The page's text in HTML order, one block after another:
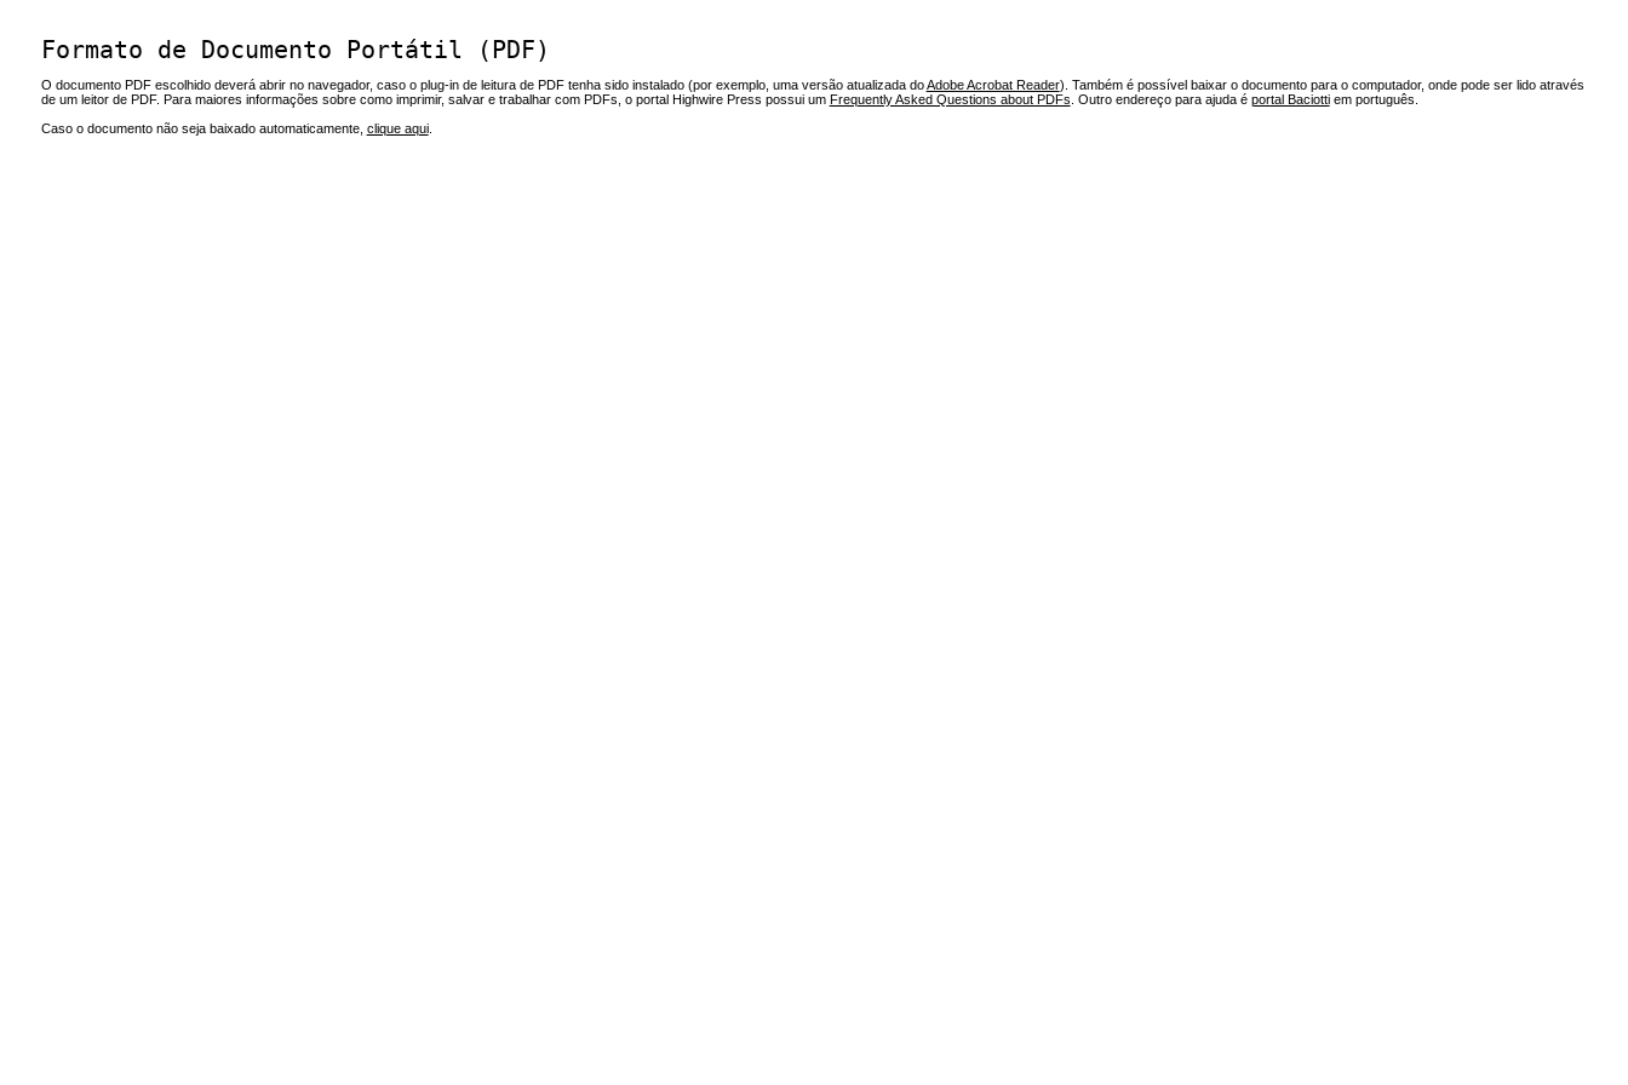
Formato de Documento Portátil (PDF)
O documento PDF escolhido deverá abrir no navegador, caso o plug-in de leitura de PDF tenha sido instalado (por exemplo, uma versão atualizada doAdobe Acrobat Reader). Também é possível baixar o documento para o computador, onde pode ser lido através
de um leitor de PDF. Para maiores informações sobre como imprimir, salvar e trabalhar com PDFs, o portal Highwire Press possui um Frequently Asked Questions about PDFs . Outro endereço para ajuda é portal Baciottiem português.
Caso o documento não seja baixado automaticamente, clique aqui.